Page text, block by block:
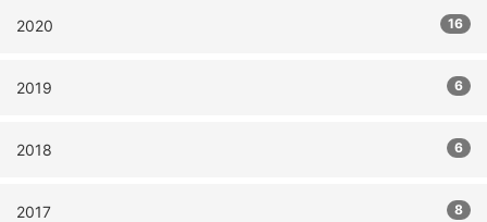
2020 16
2019 6
2018 6
2017 8